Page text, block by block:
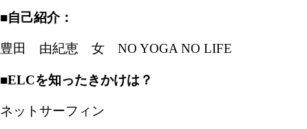
■自己紹介：
豊田 由紀恵 女 NO YOGA NO LIFE
■ELCを知ったきかけは？
ネットサーフィン